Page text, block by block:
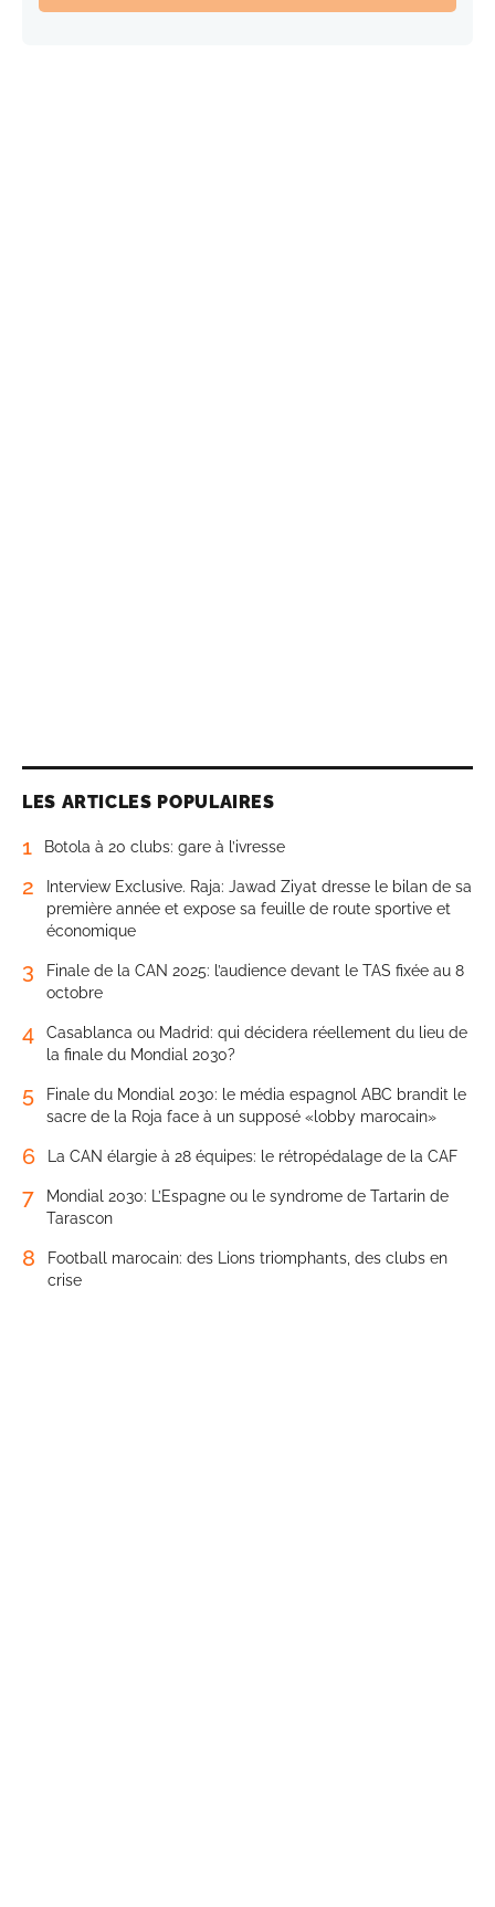
LES ARTICLES POPULAIRES
1 Botola à 20 clubs: gare à l’ivresse
2
Interview Exclusive. Raja: Jawad Ziyat dresse le bilan de sa
première année et expose sa feuille de route sportive et
économique
3
Finale de la CAN 2025: l’audience devant le TAS fixée au 8
octobre
4
Casablanca ou Madrid: qui décidera réellement du lieu de
la finale du Mondial 2030?
5
Finale du Mondial 2030: le média espagnol ABC brandit le
sacre de la Roja face à un supposé «lobby marocain»
6 La CAN élargie à 28 équipes: le rétropédalage de la CAF
7
Mondial 2030: L’Espagne ou le syndrome de Tartarin de
Tarascon
8
Football marocain: des Lions triomphants, des clubs en
crise